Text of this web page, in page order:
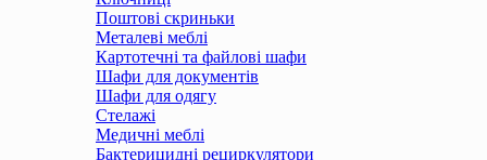
Поштові скриньки
Металеві меблі
Картотечні та файлові шафи
Шафи для документів
Шафи для одягу
Стелажі
Медичні меблі
Бактерицидні рециркулятори